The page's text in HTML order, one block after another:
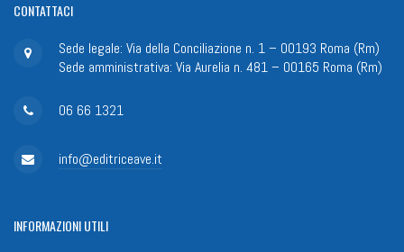
CONTATTACI
Sede legale: Via della Conciliazione n. 1 – 00193 Roma (Rm)
Sede amministrativa: Via Aurelia n. 481 – 00165 Roma (Rm)
06 66 1321
info@editriceave.it
INFORMAZIONIUTILI